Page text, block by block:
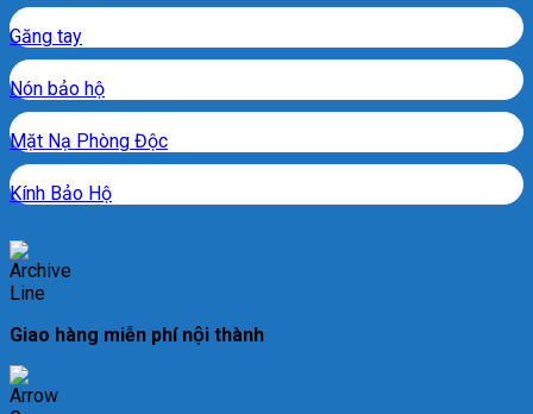
Găng tay
Nón bảo hộ
Mặt Nạ Phòng Độc
Kính Bảo Hộ
Giao hàng miễn phí nội thành